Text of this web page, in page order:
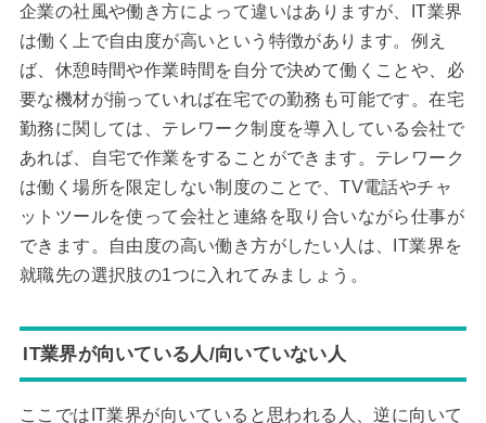
企業の社風や働き方によって違いはありますが、IT業界
は働く上で自由度が高いという特徴があります。例え
ば、休憩時間や作業時間を自分で決めて働くことや、必
要な機材が揃っていれば在宅での勤務も可能です。在宅
勤務に関しては、テレワーク制度を導入している会社で
あれば、自宅で作業をすることができます。テレワーク
は働く場所を限定しない制度のことで、TV電話やチャ
ットツールを使って会社と連絡を取り合いながら仕事が
できます。自由度の高い働き方がしたい人は、IT業界を
就職先の選択肢の1つに入れてみましょう。
IT業界が向いている人/向いていない人
ここではIT業界が向いていると思われる人、逆に向いて